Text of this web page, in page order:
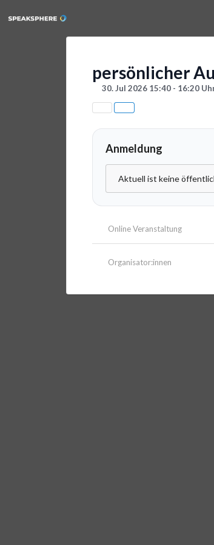
persönlicher
30. Jul 2026 15:40 - 16:20
Anmeldung
Aktuell ist keine
Online Veranstaltung
Organisator:innen